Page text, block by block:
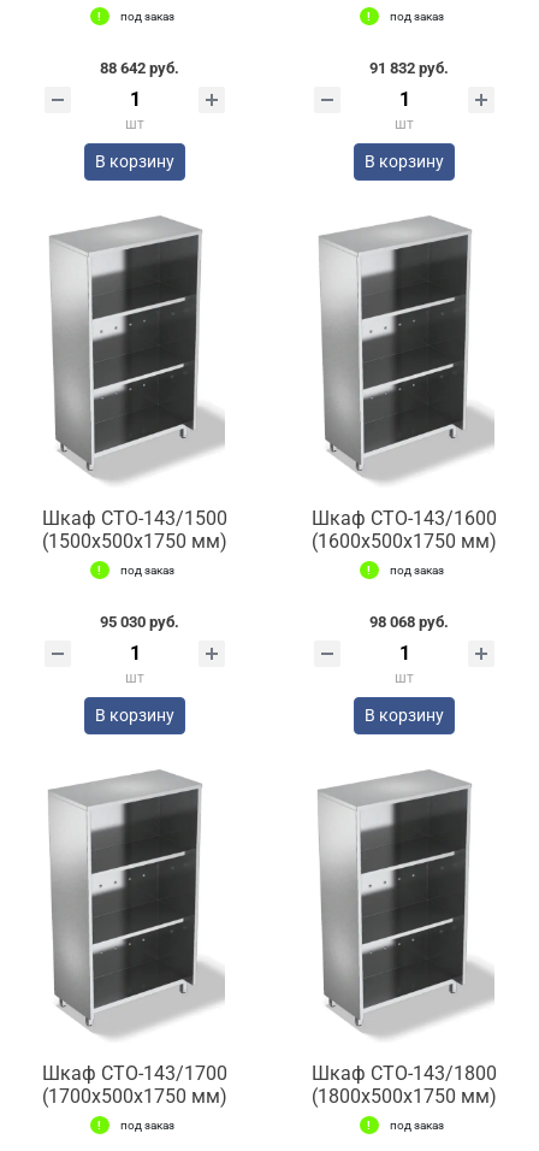
под заказ
88 642 руб.
шт
В корзину
под заказ
91 832 руб.
шт
В корзину
Шкаф СТО-143/1500
(1500x500x1750 мм)
под заказ
95 030 руб.
шт
В корзину
Шкаф СТО-143/1600
(1600x500x1750 мм)
под заказ
98 068 руб.
шт
В корзину
Шкаф СТО-143/1700
(1700x500x1750 мм)
под заказ
Шкаф СТО-143/1800
(1800x500x1750 мм)
под заказ